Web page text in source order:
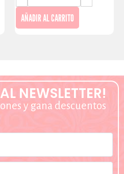
AÑADIR AL CARRITO
NEWSLETTER!
y gana descuentos